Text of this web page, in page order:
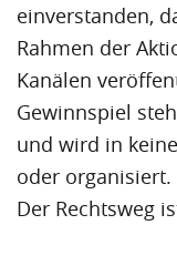
einverstanden,
Rahmen der
Kanälen
Gewinnspiel
und wird in
oder
Der Rechtsweg